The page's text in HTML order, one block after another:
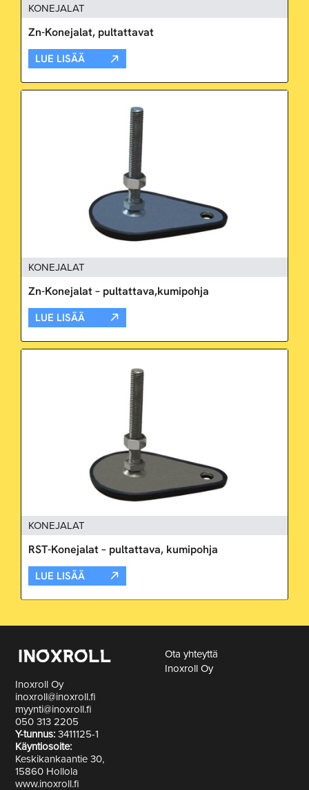
KONEJALAT
Zn-Konejalat, pultattavat
LUE LISÄÄ
KONEJALAT
Zn-Konejalat – pultattava,kumipohja
LUE LISÄÄ
KONEJALAT
RST-Konejalat – pultattava, kumipohja
LUE LISÄÄ
Inoxroll Oy
inoxroll@inoxroll.fi
myynti@inoxroll.fi
050 313 2205
Y-tunnus:3411125-1
Käyntiosoite:
Keskikankaantie 30,
15860 Hollola
www.inoxroll.fi
Ota yhteyttä
Inoxroll Oy